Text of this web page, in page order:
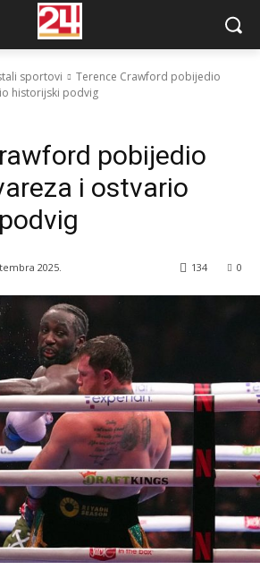
sportovi
Terence Crawford pobijedio
historijski podvig
pobijedio
i ostvario
2025. 0
134